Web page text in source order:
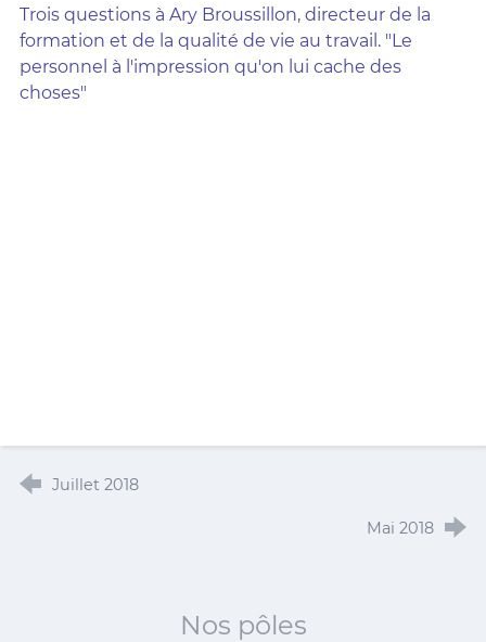
Trois questions à Ary Broussillon, directeur de la
formation et de la qualité de vie au travail. "Le
personnel à l'impression qu'on lui cache des
choses"
Juillet 2018
Mai 2018
Nos pôles